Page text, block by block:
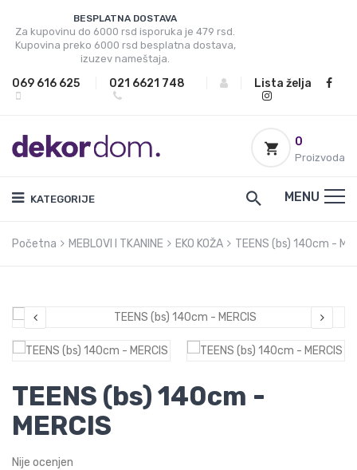
BESPLATNA DOSTAVA
Za kupovinu do 6000 rsd isporuka je 479 rsd.
Kupovina preko 6000 rsd besplatna dostava,
izuzev nameštaja.
069 616 625 021 6621 748 Lista želja
0
Proizvoda
KATEGORIJE MENU
Početna MEBLOVI I TKANINE EKO KOŽA TEENS (bs) 140cm -
TEENS (bs) 140cm -
MERCIS
Nije ocenjen